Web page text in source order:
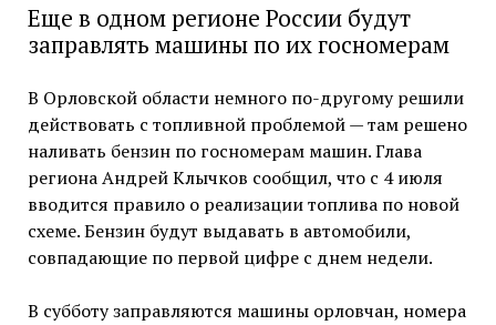
Еще в одном регионе России будут
заправлять машины по их госномерам
В Орловской области немного по-другому решили
действовать с топливной проблемой — там решено
наливать бензин по госномерам машин. Глава
региона Андрей Клычков сообщил, что с 4 июля
вводится правило о реализации топлива по новой
схеме. Бензин будут выдавать в автомобили,
совпадающие по первой цифре с днем недели.
В субботу заправляются машины орловчан, номера